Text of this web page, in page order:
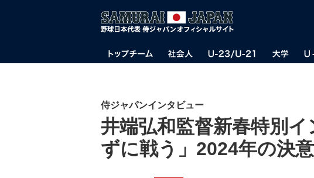
侍ジャパンインタビュー
井端弘和監督新春特別
ずに戦う」2024年の決意